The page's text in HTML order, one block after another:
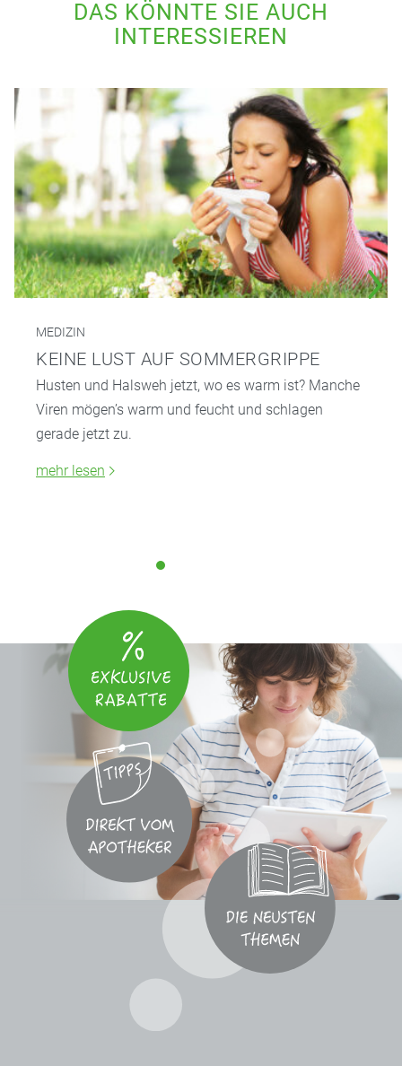
DAS KÖNNTE SIE AUCH
INTERESSIEREN
MEDIZIN
KEINE LUST AUF SOMMERGRIPPE
Husten und Halsweh jetzt, wo es warm ist? Manche
Viren mögen’s warm und feucht und schlagen
gerade jetzt zu.
mehr lesen